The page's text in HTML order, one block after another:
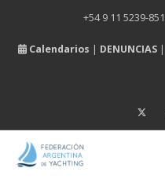
+54 9 11 5239-
Calendarios | DENUNCIAS